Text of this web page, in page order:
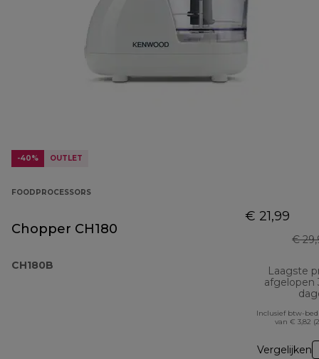
-40% OUTLET
FOODPROCESSORS
Chopper CH180
CH180B
€ 21,99
€
Laagste
afgelopen
Inclusief btw-
van € 3,82
Vergelijken